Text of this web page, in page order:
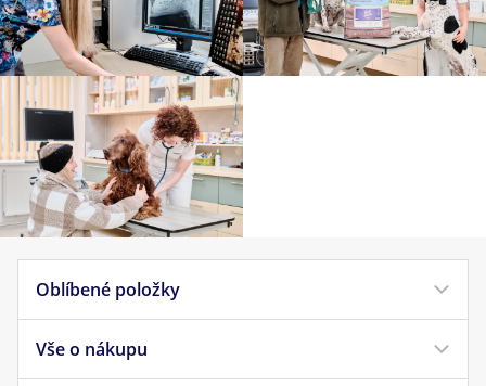
Oblíbené položky
Krmivo pro psy
Vše o nákupu